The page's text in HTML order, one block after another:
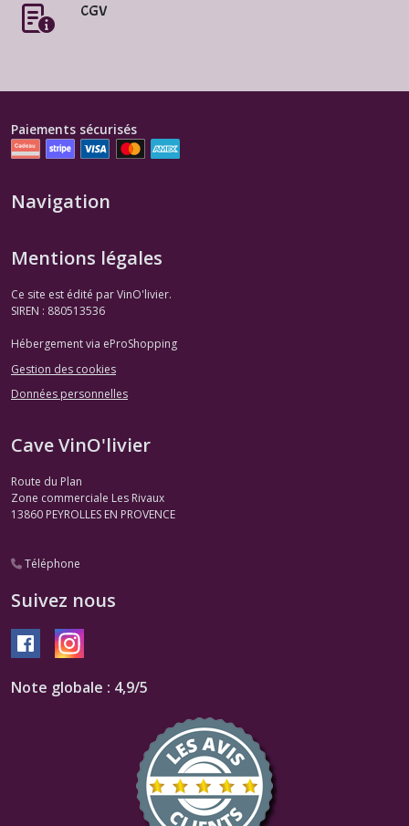
CGV
Paiements sécurisés
Navigation
Mentions légales
Ce site est édité par VinO'livier.
SIREN : 880513536
Hébergement via eProShopping
Gestion des cookies
Données personnelles
Cave VinO'livier
Route du Plan
Zone commerciale Les Rivaux
13860 PEYROLLES EN PROVENCE
Téléphone
Suivez nous
Note globale : 4,9/5